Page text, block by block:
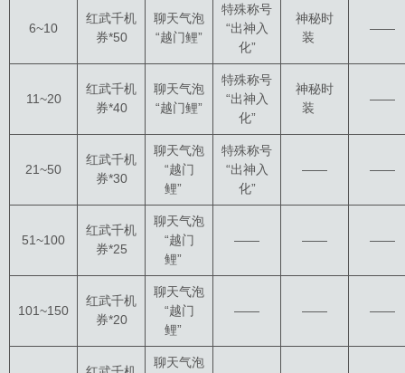
6~10
红武千机
券*50
聊天气泡
“越门鲤”
特殊称号
“出神入
化”
神秘时
装
——
11~20
红武千机
券*40
聊天气泡
“越门鲤”
特殊称号
“出神入
化”
神秘时
装
——
21~50
红武千机
券*30
聊天气泡
“越门
鲤”
特殊称号
“出神入
化”
—— ——
51~100
红武千机
券*25
聊天气泡
“越门
鲤”
—— —— ——
101~150
红武千机
券*20
聊天气泡
“越门
鲤”
—— —— ——
聊天气泡